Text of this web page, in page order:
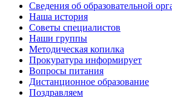
Сведения об образовательной
Наша история
Советы специалистов
Наши группы
Методическая копилка
Прокуратура информирует
Вопросы питания
Дистанционное образование
Поздравляем